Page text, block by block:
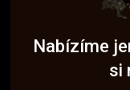
Nabízíme
si